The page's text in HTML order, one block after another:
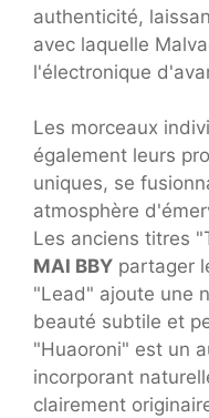
authenticité,
avec laquelle
l'électronique
Les morceaux
également leurs
uniques, se
atmosphère
Les anciens titres
MAI BBY partager
"Lead" ajoute une
beauté subtile et
"Huaoroni" est un
incorporant
clairement